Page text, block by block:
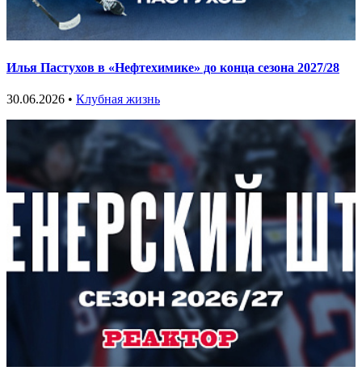
Илья Пастухов в «Нефтехимике» до конца сезона 2027/28
30.06.2026 • Клубная жизнь